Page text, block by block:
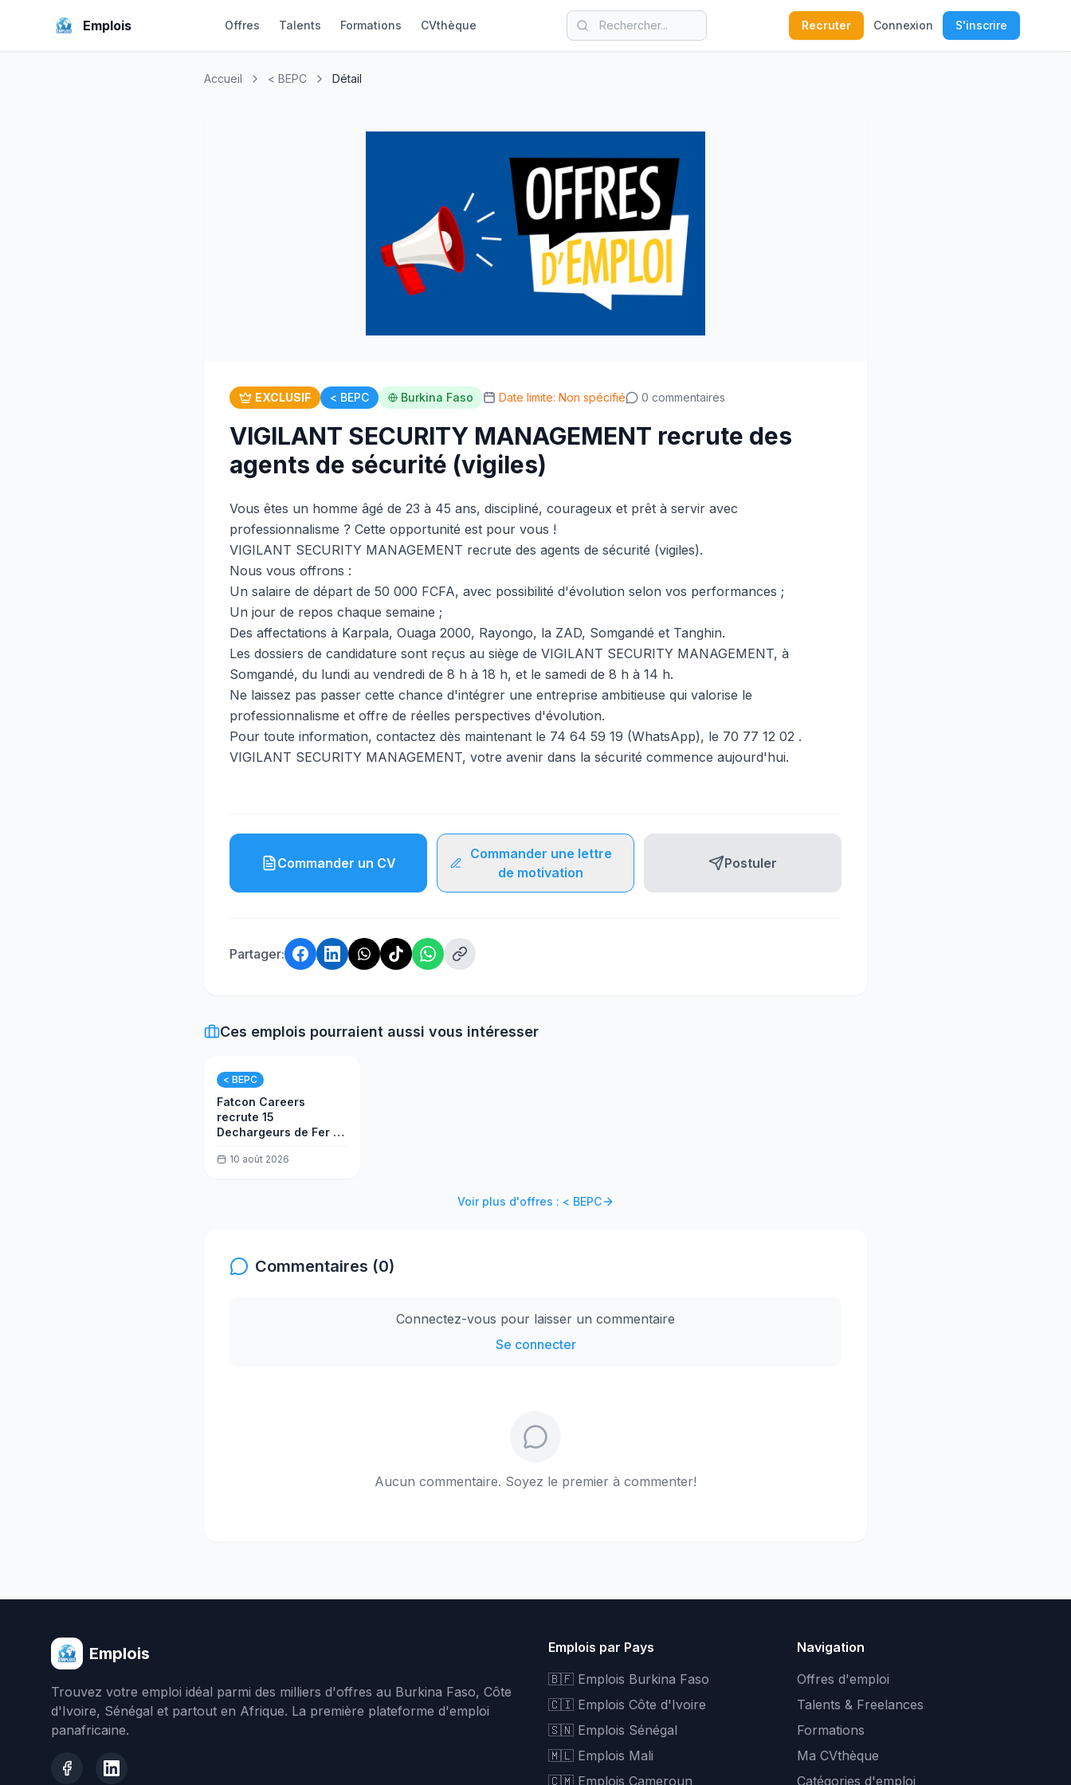
Emplois Offres Talents Formations CVthèque Recruter Connexion S'inscrire
Accueil < BEPC Détail
EXCLUSIF < BEPC Burkina Faso Date limite: Non spécifié 0 commentaires
VIGILANT SECURITY MANAGEMENT recrute des
agents de sécurité (vigiles)
Vous êtes un homme âgé de 23 à 45 ans, discipliné, courageux et prêt à servir avec
professionnalisme ? Cette opportunité est pour vous !
VIGILANT SECURITY MANAGEMENT recrute des agents de sécurité (vigiles).
Nous vous offrons :
Un salaire de départ de 50 000 FCFA, avec possibilité d'évolution selon vos performances ;
Un jour de repos chaque semaine ;
Des affectations à Karpala, Ouaga 2000, Rayongo, la ZAD, Somgandé et Tanghin.
Les dossiers de candidature sont reçus au siège de VIGILANT SECURITY MANAGEMENT, à
Somgandé, du lundi au vendredi de 8 h à 18 h, et le samedi de 8 h à 14 h.
Ne laissez pas passer cette chance d'intégrer une entreprise ambitieuse qui valorise le
professionnalisme et offre de réelles perspectives d'évolution.
Pour toute information, contactez dès maintenant le 74 64 59 19 (WhatsApp), le 70 77 12 02 .
VIGILANT SECURITY MANAGEMENT, votre avenir dans la sécurité commence aujourd'hui.
Commander un CV
Commander une lettre
de motivation
Postuler
Partager:
Ces emplois pourraient aussi vous intéresser
< BEPC
Fatcon Careers
recrute 15
Dechargeurs de Fer à
10 août 2026
Voir plus d'offres : < BEPC
Commentaires (0)
Connectez-vous pour laisser un commentaire
Se connecter
Aucun commentaire. Soyez le premier à commenter!
Emplois
Trouvez votre emploi idéal parmi des milliers d'offres au Burkina Faso, Côte
d'Ivoire, Sénégal et partout en Afrique. La première plateforme d'emploi
panafricaine.
Emplois par Pays
🇧🇫 Emplois Burkina Faso
🇨🇮 Emplois Côte d'Ivoire
🇸🇳 Emplois Sénégal
🇲🇱 Emplois Mali
🇨🇲 Emplois Cameroun
Navigation
Offres d'emploi
Talents & Freelances
Formations
Ma CVthèque
Catégories d'emploi